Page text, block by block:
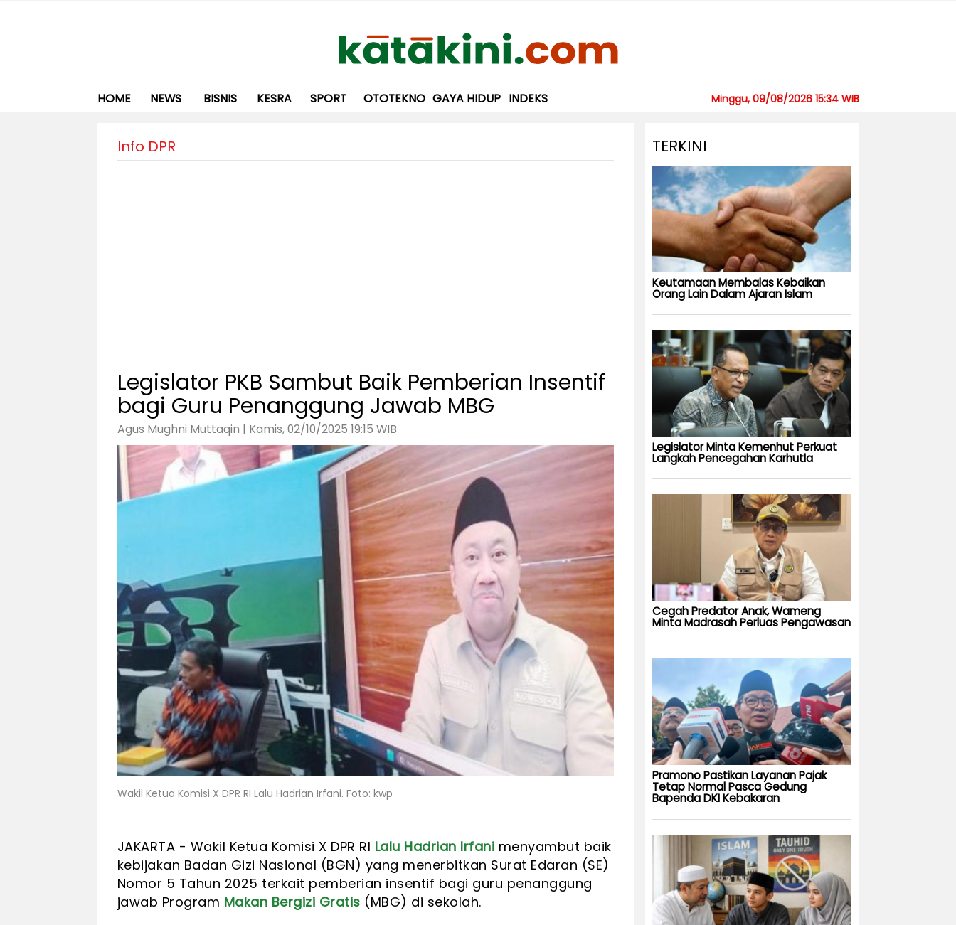
HOME NEWS BISNIS KESRA SPORT OTOTEKNO GAYA HIDUP INDEKS Minggu, 09/08/2026 15:34 WIB
Info DPR
Legislator PKB Sambut Baik Pemberian Insentif
bagi Guru Penanggung Jawab MBG
Agus Mughni Muttaqin | Kamis, 02/10/2025 19:15 WIB
Wakil Ketua Komisi X DPR RI Lalu Hadrian Irfani. Foto: kwp
JAKARTA - Wakil Ketua Komisi X DPR RI Lalu Hadrian Irfani menyambut baik
kebijakan Badan Gizi Nasional (BGN) yang menerbitkan Surat Edaran (SE)
Nomor 5 Tahun 2025 terkait pemberian insentif bagi guru penanggung
jawab Program Makan Bergizi Gratis (MBG) di sekolah.
TERKINI
Keutamaan Membalas Kebaikan
Orang Lain Dalam Ajaran Islam
Legislator Minta Kemenhut Perkuat
Langkah Pencegahan Karhutla
Cegah Predator Anak, Wameng
Minta Madrasah Perluas Pengawasan
Pramono Pastikan Layanan Pajak
Tetap Normal Pasca Gedung
Bapenda DKI Kebakaran